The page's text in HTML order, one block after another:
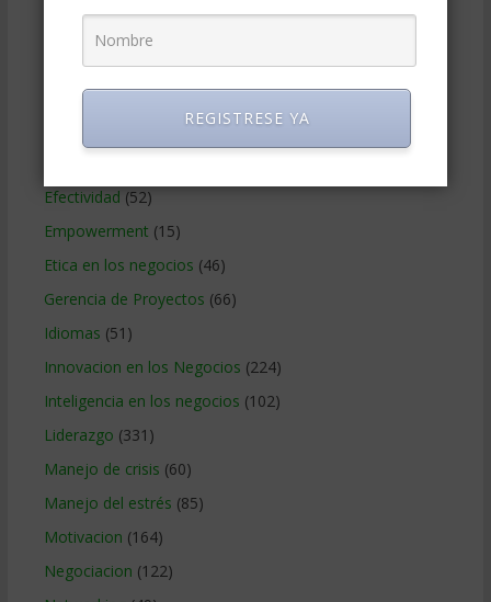
Comunicacion en los negocios(180)
Creatividad en la empresa(96)
Efectividad (52)
Empowerment (15)
Etica en los negocios (46)
Gerencia de Proyectos (66)
Idiomas (51)
Innovacion en los Negocios (224)
Inteligencia en los negocios (102)
Liderazgo (331)
Manejo de crisis (60)
Manejo del estrés (85)
Motivacion (164)
Negociacion (122)
REGISTRESE YA